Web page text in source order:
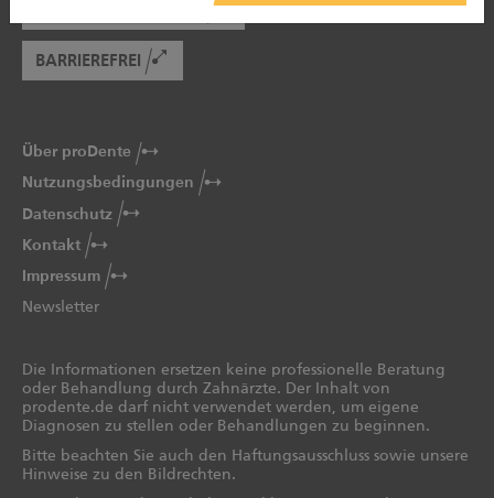
BARRIEREFREI
Über proDente
Nutzungsbedingungen
Datenschutz
Kontakt
Impressum
Newsletter
Die Informationen ersetzen keine professionelle Beratung
oder Behandlung durch Zahnärzte. Der Inhalt von
prodente.de darf nicht verwendet werden, um eigene
Diagnosen zu stellen oder Behandlungen zu beginnen.
Bitte beachten Sie auch den Haftungsausschluss sowie unsere
Hinweise zu den Bildrechten.